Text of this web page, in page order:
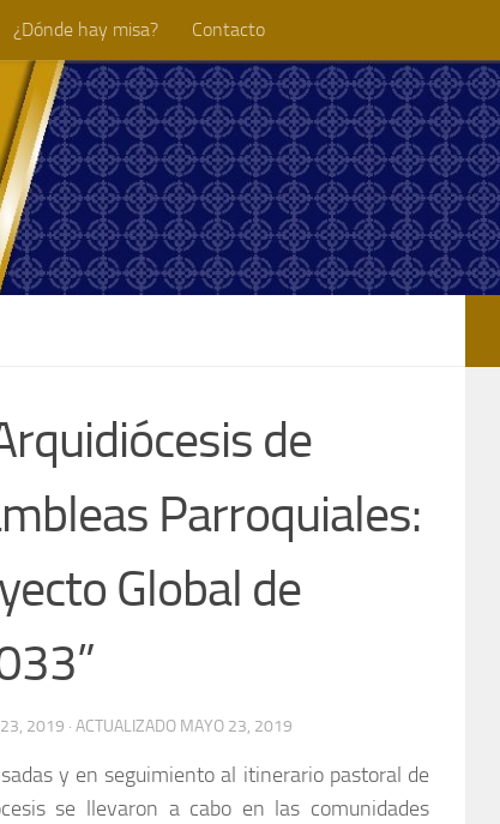
¿Dónde hay misa? Contacto
de
Parroquiales:
Global de
2019 · ACTUALIZADO MAYO 23, 2019
y en seguimiento al itinerario pastoral de
se llevaron a cabo en las comunidades